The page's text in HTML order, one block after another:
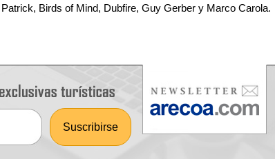
Birds of Mind, Dubfire, Guy Gerber y Marco Carola.